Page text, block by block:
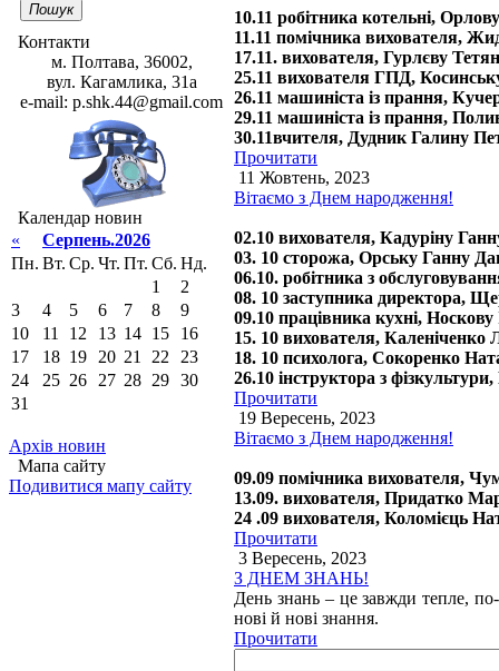
Пошук
Контакти
м. Полтава, 36002,
вул. Кагамлика, 31а
e-mail: p.shk.44@gmail.com
Календар новин
«
Серпень.2026
Пн. Вт. Ср. Чт. Пт. Сб. Нд.
1
2
3
4 5 6 7 8
9
10
11 12 13 14 15
16
17
18 19 20 21 22
23
24
25 26 27 28 29 30
31
Архів новин
Мапа сайту
Подивитися мапу сайту
10.11 робітника котельні,
11.11 помічника вихователя,
17.11. вихователя, Гурлєву
25.11 вихователя ГПД,
26.11 машиніста із прання,
29.11 машиніста із прання,
30.11вчителя, Дудник Галину
Прочитати
11 Жовтень, 2023
Вітаємо з Днем народження!
02.10 вихователя, Кадуріну
03. 10 сторожа, Орську Ганну
06.10. робітника з
08. 10 заступника директора,
09.10 працівника кухні,
15. 10 вихователя, Каленіченко
18. 10 психолога, Сокоренко
26.10 інструктора з
Прочитати
19 Вересень, 2023
Вітаємо з Днем народження!
09.09 помічника вихователя,
13.09. вихователя, Придатко
24 .09 вихователя, Коломієць
Прочитати
3 Вересень, 2023
З ДНЕМ ЗНАНЬ!
День знань – це завжди тепле,
нові й нові знання.
Прочитати